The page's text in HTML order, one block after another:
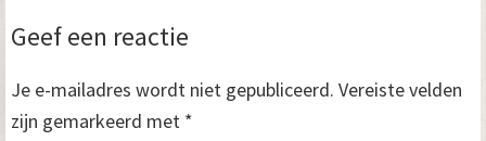
Lees
Interacties
Geef een reactie
Je e-mailadres wordt niet gepubliceerd. Vereiste velden
zijn gemarkeerd met *